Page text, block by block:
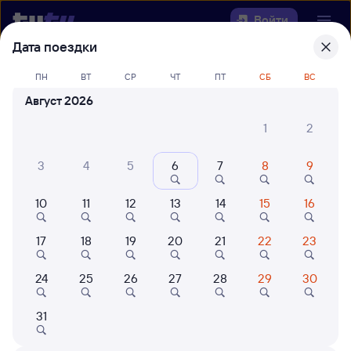
Войти
Выберите день, чтобы найтиж/д
билеты Межег — Брусеница
42 млн путешествуют с
Дата поездки
ПН ВТ СР ЧТ ПТ СБ ВС
Август 2026
1
2
3 4 5 6 7 8 9
10 11 12 13 14 15 16
17 18 19 20 21 22 23
24 25 26 27 28 29 30
31